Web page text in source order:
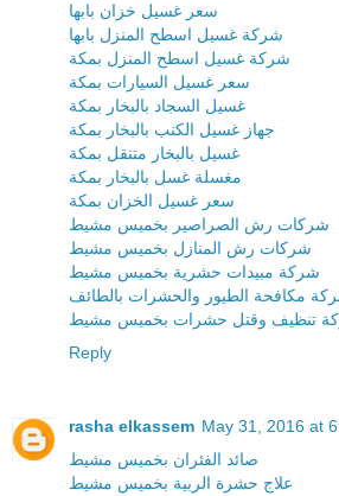
سعر غسيل خزان بابها
شركة غسيل اسطح المنزل بابها
شركة غسيل اسطح المنزل بمكة
سعر غسيل السيارات بمكة
غسيل السجاد بالبخار بمكة
جهاز غسيل الكنب بالبخار بمكة
غسيل بالبخار متنقل بمكة
مغسلة غسل بالبخار بمكة
سعر غسيل الخزان بمكة
شركات رش الصراصير بخميس مشيط
شركات رش المنازل بخميس مشيط
شركة مبيدات حشرية بخميس مشيط
مكافحة الطيور والحشرات بالطائف
تنظيف وقتل حشرات بخميس مشيط
Reply
rasha elkassem May 31, 2016 at
صائد الفئران بخميس مشيط
علاج حشرة الربية بخميس مشيط